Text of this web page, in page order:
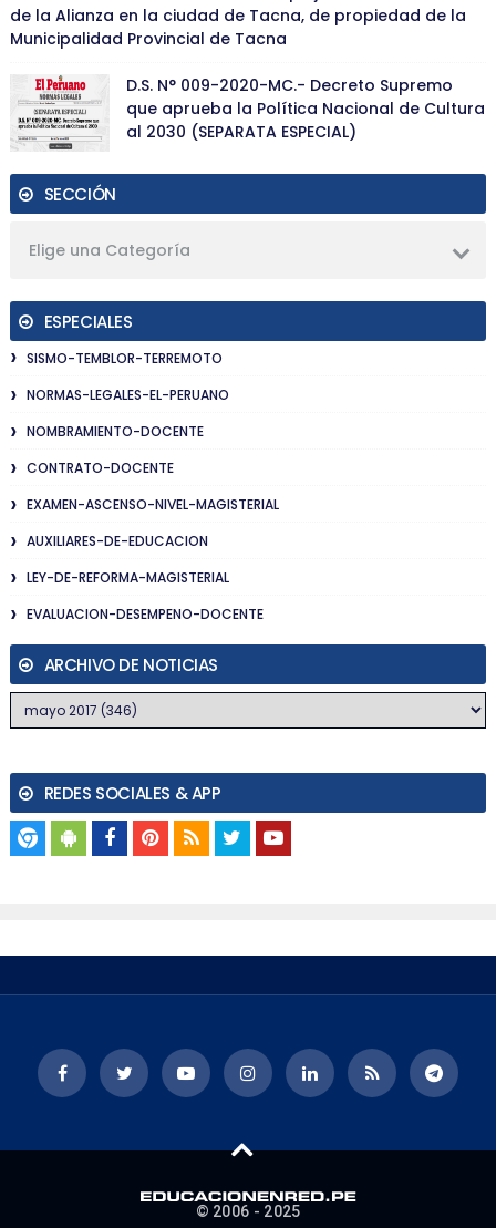
de la Alianza en la ciudad de Tacna, de propiedad de la
Municipalidad Provincial de Tacna
D.S. N° 009-2020-MC.- Decreto Supremo
que aprueba la Política Nacional de Cultura
al 2030 (SEPARATA ESPECIAL)
SECCIÓN
Elige una Categoría
ESPECIALES
SISMO-TEMBLOR-TERREMOTO
NORMAS-LEGALES-EL-PERUANO
NOMBRAMIENTO-DOCENTE
CONTRATO-DOCENTE
EXAMEN-ASCENSO-NIVEL-MAGISTERIAL
AUXILIARES-DE-EDUCACION
LEY-DE-REFORMA-MAGISTERIAL
EVALUACION-DESEMPENO-DOCENTE
ARCHIVO DE NOTICIAS
REDES SOCIALES & APP
© 2006 - 2025